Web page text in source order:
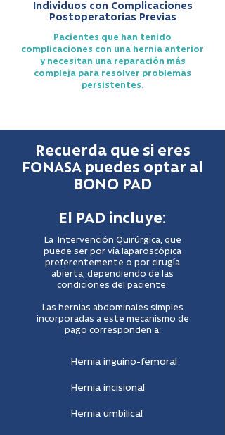
Individuos con Complicaciones
Postoperatorias Previas
Pacientes que han tenido
complicaciones con una hernia anterior
y necesitan una reparación más
compleja para resolver problemas
persistentes.
Recuerda que si eres
FONASA puedes optar al
BONO PAD
El PAD incluye:
La Intervención Quirúrgica, que
puede ser por vía laparoscópica
preferentemente o por cirugía
abierta, dependiendo de las
condiciones del paciente.
Las hernias abdominales simples
incorporadas a este mecanismo de
pago corresponden a:
Hernia inguino-femoral
Hernia incisional
Hernia umbilical